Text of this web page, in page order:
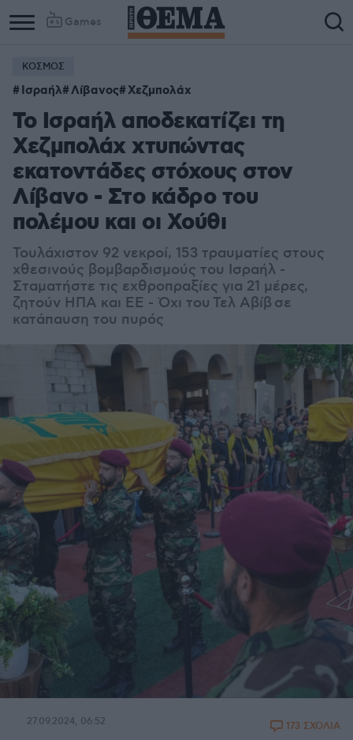
Games
ΚΟΣΜΟΣ
Ισραήλ Λίβανος Χεζμπολάχ
Το Ισραήλ αποδεκατίζει τη
Χεζμπολάχ χτυπώντας
εκατοντάδες στόχους στον
Λίβανο - Στο κάδρο του
πολέμου και οι Χούθι
Τουλάχιστον 92 νεκροί, 153 τραυματίες στους
χθεσινούς βομβαρδισμούς του Ισραήλ -
Σταματήστε τις εχθροπραξίες για 21 μέρες,
ζητούν ΗΠΑ και ΕΕ - Όχι του Τελ Αβίβ σε
κατάπαυση του πυρός
27.09.2024, 06:52 173 ΣΧΟΛΙΑ